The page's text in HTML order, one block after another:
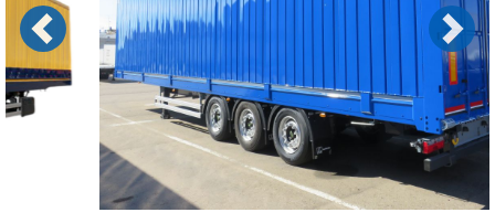
Previous Next